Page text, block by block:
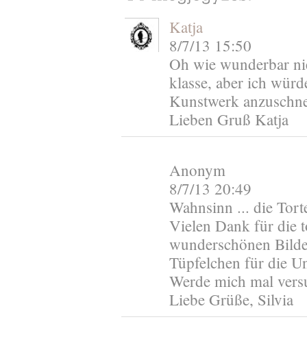
Katja
8/7/13 15:50
Oh wie wunderbar
klasse, aber ich
Kunstwerk
Lieben Gruß Katja
Anonym
8/7/13 20:49
Wahnsinn ... die
Vielen Dank für die
wunderschönen
Tüpfelchen für die
Werde mich mal
Liebe Grüße, Silvia